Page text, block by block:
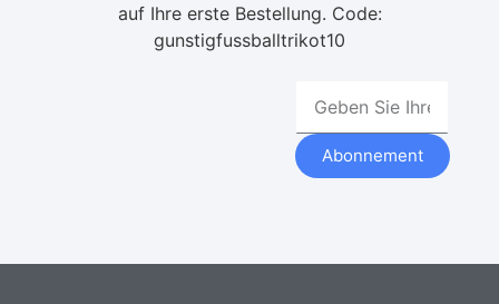
auf Ihre erste Bestellung. Code:
gunstigfussballtrikot10
Abonnement